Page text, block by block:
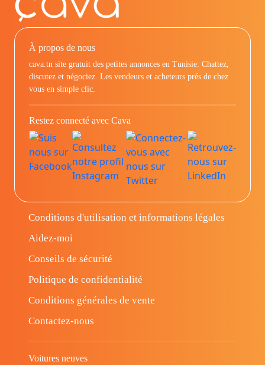
À propos de nous
cava.tn site gratuit des petites annonces en Tunisie: Chattez,
discutez et négociez. Les vendeurs et acheteurs prés de chez
vous en simple clic.
Restez connecté avec Cava
Conditions d'utilisation et informations légales
Aidez-moi
Conseils de sécurité
Politique de confidentialité
Conditions générales de vente
Contactez-nous
Voitures neuves